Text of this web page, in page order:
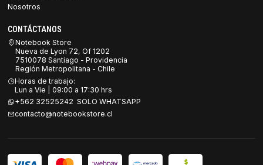
Nosotros
CONTÁCTANOS
Notebook Store
Nueva de Lyon 72, Of 1202
7510078 Santiago - Providencia
Región Metropolitana - Chile
Horas de trabajo:
Lun a Vie | 09:00 a 17:30 hrs
+562 32525242 SOLO WHATSAPP
contacto@notebookstore.cl